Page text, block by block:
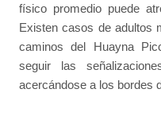
físico promedio puede
Existen casos de adultos
caminos del Huayna
seguir las
acercándose a los bordes